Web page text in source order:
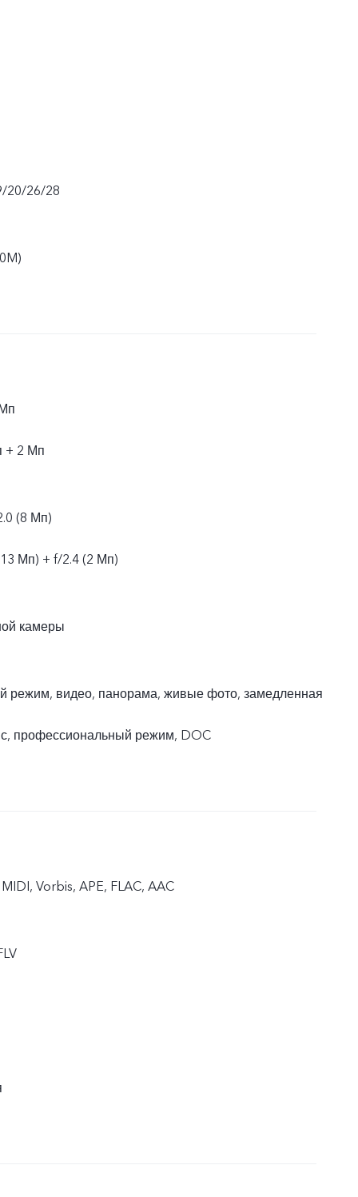
20/26/28
+ 2 Мп
(8 Мп)
Мп) + f/2.4 (2 Мп)
камеры
режим, видео, панорама, живые фото, замедленная
профессиональный режим, DOC
Vorbis, APE, FLAC, AAC